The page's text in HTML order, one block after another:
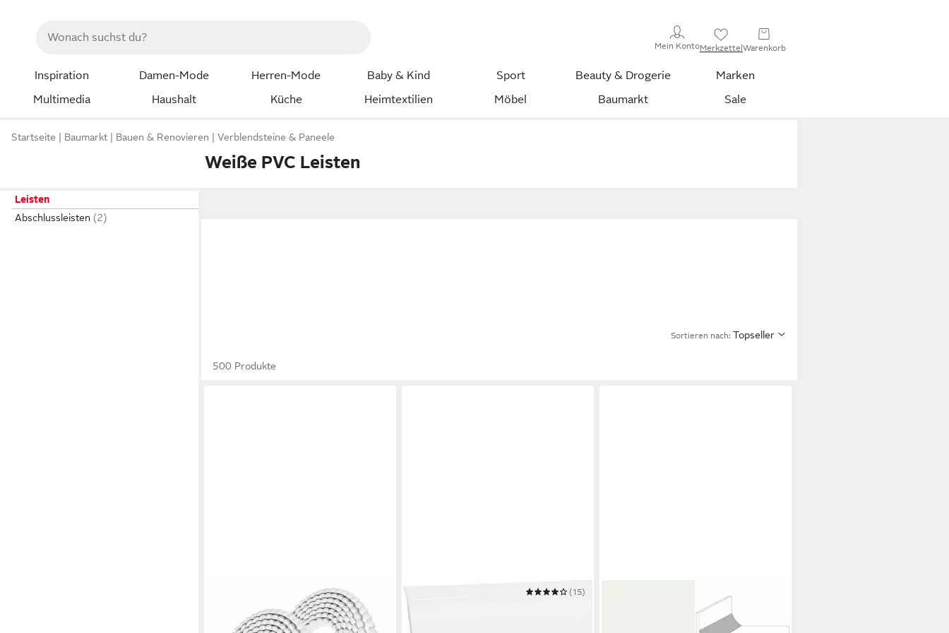
Mein KontoMerkzettelWarenkorb
Inspiration Damen-Mode Herren-Mode Baby & Kind Sport Beauty & Drogerie
Marken
Multimedia
Haushalt Küche Heimtextilien Möbel Baumarkt Sale
Startseite Baumarkt Bauen & Renovieren Verblendsteine & Paneele
Weiße PVC Leisten
Leisten
Abschlussleisten
Sortieren nach: Topseller
500 Produkte
Zierleiste PVC Zierleiste
selbstklebend, 15 mm x 6 m,
Küchenabschlussleiste Küchenleiste
(15)
Abschlussleiste Getalit
Wandanschlußsystem Plus 59 cm, 20